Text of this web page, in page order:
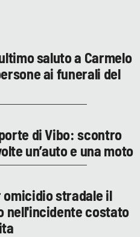
saluto a Carmelo
ai funerali del
di Vibo: scontro
un’auto e una moto
stradale il
nell'incidente costato